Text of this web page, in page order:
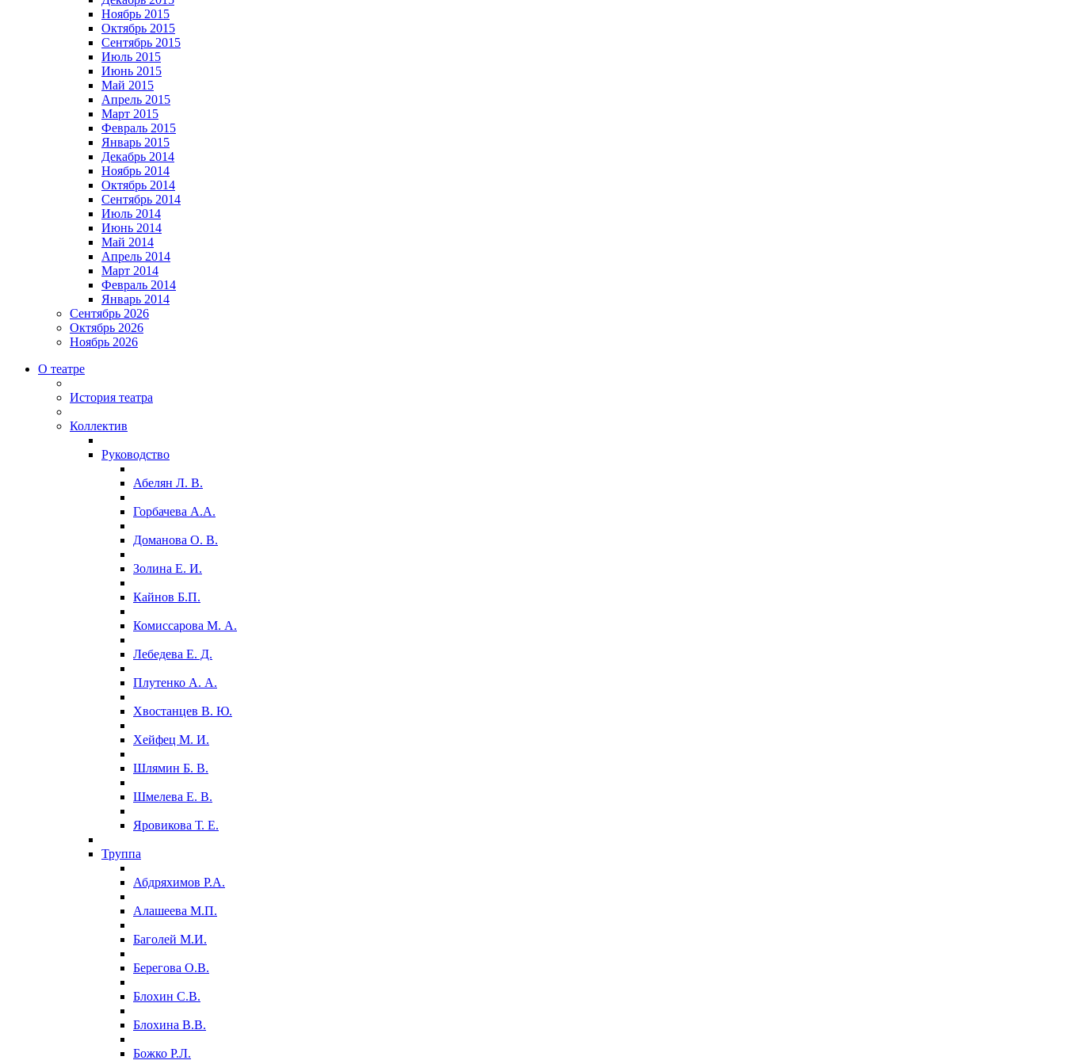
Ноябрь 2015
Октябрь 2015
Сентябрь 2015
Июль 2015
Июнь 2015
Май 2015
Апрель 2015
Март 2015
Февраль 2015
Январь 2015
Декабрь 2014
Ноябрь 2014
Октябрь 2014
Сентябрь 2014
Июль 2014
Июнь 2014
Май 2014
Апрель 2014
Март 2014
Февраль 2014
Январь 2014
Сентябрь 2026
Октябрь 2026
Ноябрь 2026
О театре
История театра
Коллектив
Руководство
Абелян Л. В.
Горбачева А.А.
Доманова О. В.
Золина Е. И.
Кайнов Б.П.
Комиссарова М. А.
Лебедева Е. Д.
Плутенко А. А.
Хвостанцев В. Ю.
Хейфец М. И.
Шлямин Б. В.
Шмелева Е. В.
Яровикова Т. Е.
Труппа
Абдряхимов Р.А.
Алашеева М.П.
Баголей М.И.
Берегова О.В.
Блохин С.В.
Блохина В.В.
Божко Р.Л.